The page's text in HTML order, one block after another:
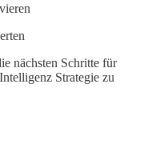
nächsten Schritte für
Strategie zu